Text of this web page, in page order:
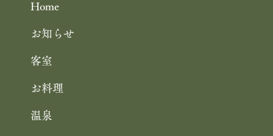
Home
お知らせ
客室
お料理
温泉